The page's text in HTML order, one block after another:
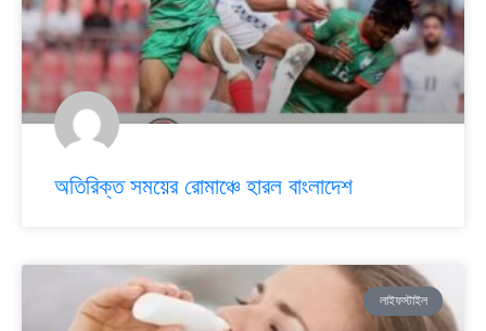
অতিরিক্ত সময়ের রোমাঞ্চে হারল বাংলাদেশ
লাইফস্টাইল